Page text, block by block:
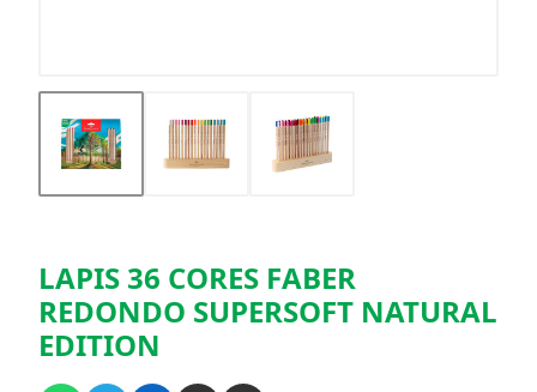
LAPIS 36 CORES FABER
REDONDO SUPERSOFT NATURAL
EDITION